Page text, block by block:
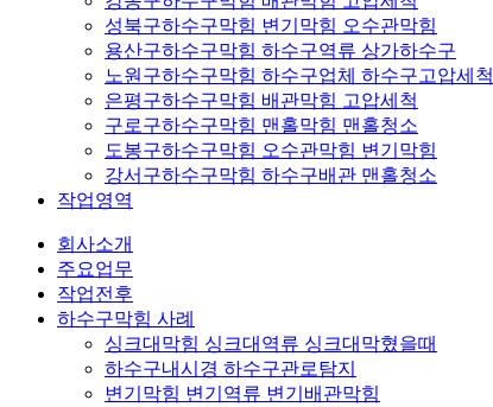
성북구하수구막힘 변기막힘 오수관막힘
용산구하수구막힘 하수구역류 상가하수구
노원구하수구막힘 하수구업체 하수구고압세척
은평구하수구막힘 배관막힘 고압세척
구로구하수구막힘 맨홀막힘 맨홀청소
도봉구하수구막힘 오수관막힘 변기막힘
강서구하수구막힘 하수구배관 맨홀청소
작업영역
회사소개
주요업무
작업전후
하수구막힘 사례
싱크대막힘 싱크대역류 싱크대막혔을때
하수구내시경 하수구관로탐지
변기막힘 변기역류 변기배관막힘